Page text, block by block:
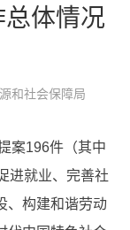
体情况
和社会保障局
案196件（其中
进就业、完善社
、构建和谐劳动